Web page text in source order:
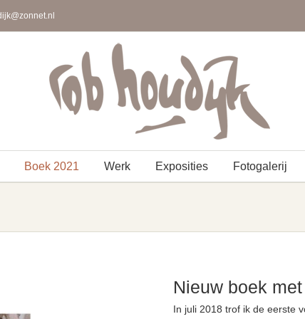
Boek 2021 Werk Exposities Fotogalerij
Nieuw boek
In juli 2018 trof ik de eerste